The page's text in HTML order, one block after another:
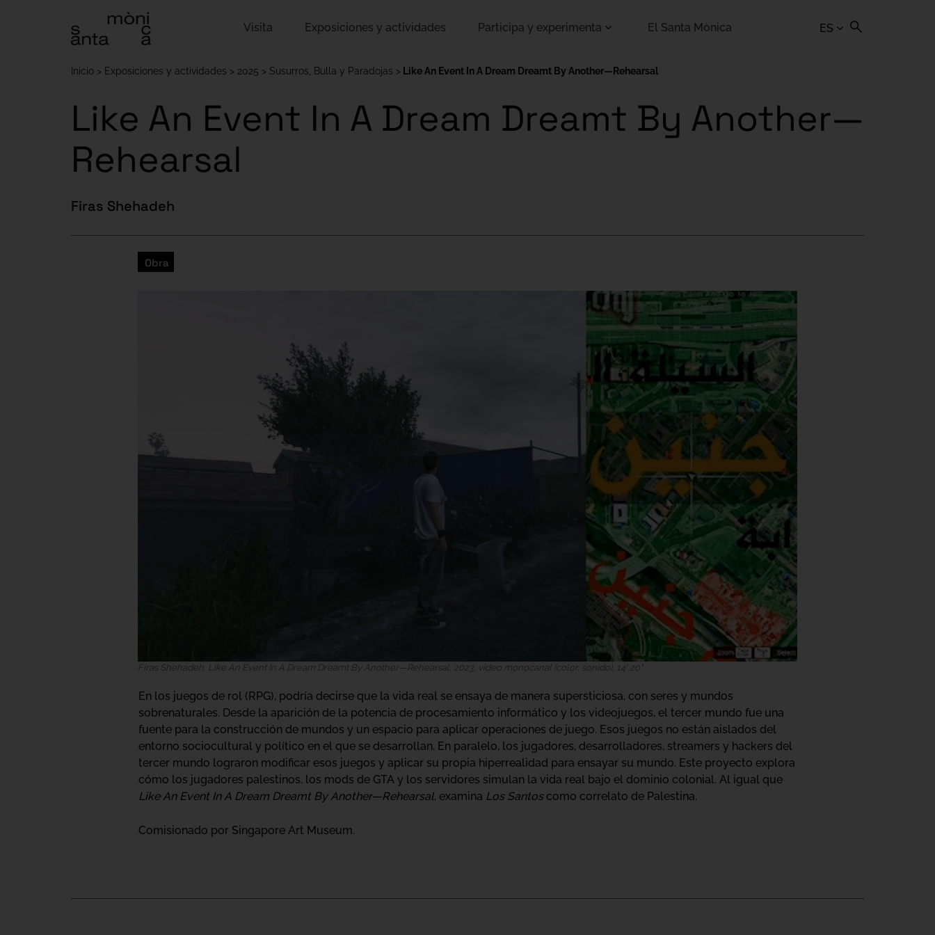
ES
Visita Exposiciones y actividades Participa y experimenta El Santa Mònica
Inicio Exposiciones y actividades 2025 Susurros, Bulla y Paradojas Like An Event In A Dream Dreamt By Another—Rehearsal
Like An Event In A Dream Dreamt By Another—
Rehearsal
Firas Shehadeh
Obra
Firas Shehadeh, Like An Event In A Dream Dreamt By Another—Rehearsal, 2023, video monocanal (color, sonido), 14' 20"
En los juegos de rol (RPG), podría decirse que la vida real se ensaya de manera supersticiosa, con seres y mundos
sobrenaturales. Desde la aparición de la potencia de procesamiento informático y los videojuegos, el tercer mundo fue una
fuente para la construcción de mundos y un espacio para aplicar operaciones de juego. Esos juegos no están aislados del
entorno sociocultural y político en el que se desarrollan. En paralelo, los jugadores, desarrolladores, streamers y hackers del
tercer mundo lograron modificar esos juegos y aplicar su propia hiperrealidad para ensayar su mundo. Este proyecto explora
cómo los jugadores palestinos, los mods de GTA y los servidores simulan la vida real bajo el dominio colonial. Al igual que
Like An Event In A Dream Dreamt By Another—Rehearsal, examina Los Santoscomo correlato de Palestina.
Comisionado por Singapore Art Museum.